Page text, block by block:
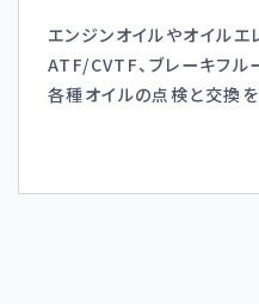
エンジンオイルやオイルエ
ATF/CVTF、ブレーキフル
各種オイルの点検と交換を